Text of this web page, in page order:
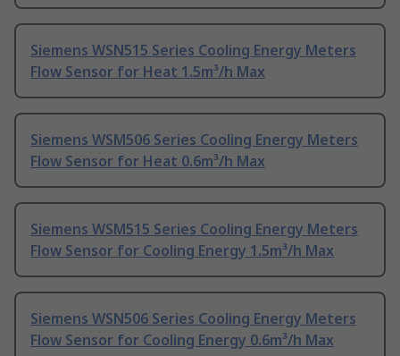
Siemens WSN515 Series Cooling Energy Meters
Flow Sensor for Heat 1.5m³/h Max
Siemens WSM506 Series Cooling Energy Meters
Flow Sensor for Heat 0.6m³/h Max
Siemens WSM515 Series Cooling Energy Meters
Flow Sensor for Cooling Energy 1.5m³/h Max
Siemens WSN506 Series Cooling Energy Meters
Flow Sensor for Cooling Energy 0.6m³/h Max